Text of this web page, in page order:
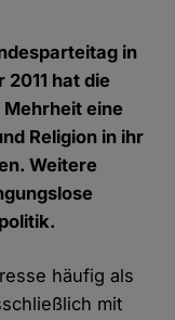
in
hat die
eine
Religion in ihr
Weitere
häufig als
mit